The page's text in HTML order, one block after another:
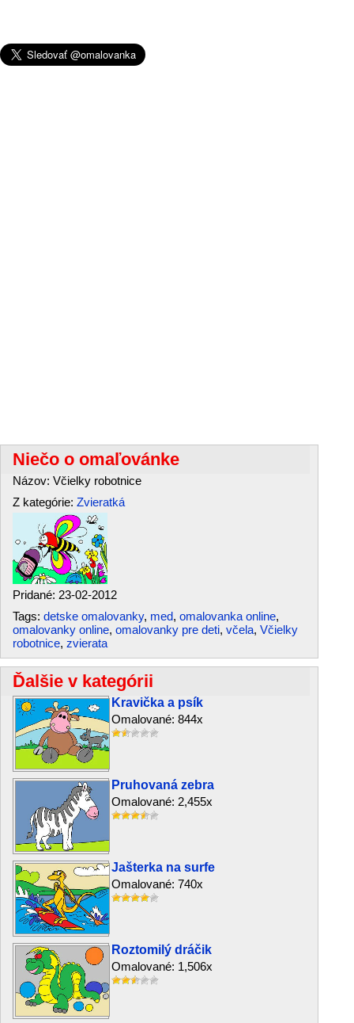
Niečo o omaľovánke
Názov: Včielky robotnice
Z kategórie: Zvieratká
Pridané: 23-02-2012
Tags: detske omalovanky, med, omalovanka online,
omalovanky online, omalovanky pre deti, včela, Včielky
robotnice, zvierata
Ďalšie v kategórii
Kravička a psík
Omalované: 844x
Pruhovaná zebra
Omalované: 2,455x
Jašterka na surfe
Omalované: 740x
Roztomilý dráčik
Omalované: 1,506x